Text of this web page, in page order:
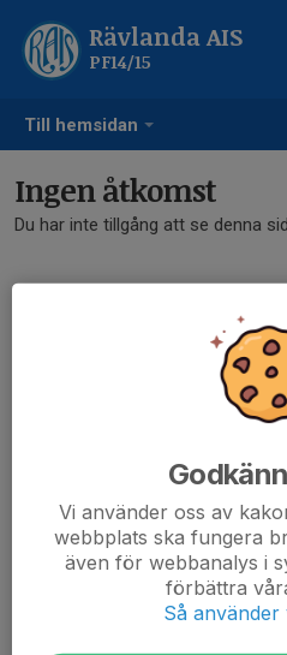
Till hemsidan
Rävlanda AIS
PF14/15
Ingen åtkomst
Du har inte tillgång att se denna
Vi använder oss av
webbplats ska fungera
även för webbanalys i
förbättra
Så använder